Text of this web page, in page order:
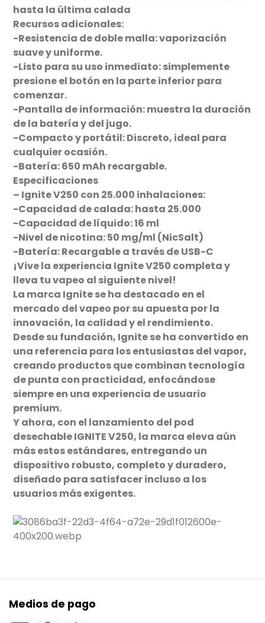
hasta la última calada
Recursos adicionales:
-Resistencia de doble malla: vaporización
suave y uniforme.
-Listo para su uso inmediato: simplemente
presione el botón en la parte inferior para
comenzar.
-Pantalla de información: muestra la duración
de la batería y del jugo.
-Compacto y portátil: Discreto, ideal para
cualquier ocasión.
-Batería: 650 mAh recargable.
Especificaciones
– Ignite V250 con 25.000 inhalaciones:
-Capacidad de calada: hasta 25.000
-Capacidad de líquido: 16 ml
-Nivel de nicotina: 50 mg/ml (NicSalt)
-Batería: Recargable a través de USB-C
¡Vive la experiencia Ignite V250 completa y
lleva tu vapeo al siguiente nivel!
La marca Ignite se ha destacado en el
mercado del vapeo por su apuesta por la
innovación, la calidad y el rendimiento.
Desde su fundación, Ignite se ha convertido en
una referencia para los entusiastas del vapor,
creando productos que combinan tecnología
de punta con practicidad, enfocándose
siempre en una experiencia de usuario
premium.
Y ahora, con el lanzamiento del pod
desechable IGNITE V250, la marca eleva aún
más estos estándares, entregando un
dispositivo robusto, completo y duradero,
diseñado para satisfacer incluso a los
usuarios más exigentes.
Medios de pago